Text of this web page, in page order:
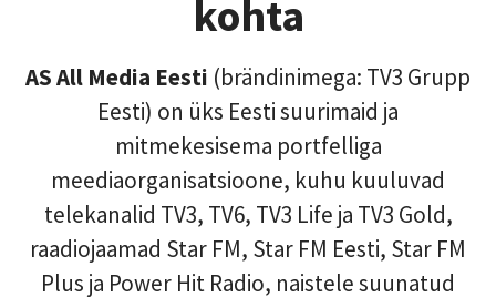
kohta
AS All Media Eesti (brändinimega: TV3 Grupp
Eesti) on üks Eesti suurimaid ja
mitmekesisema portfelliga
meediaorganisatsioone, kuhu kuuluvad
telekanalid TV3, TV6, TV3 Life ja TV3 Gold,
raadiojaamad Star FM, Star FM Eesti, Star FM
Plus ja Power Hit Radio, naistele suunatud